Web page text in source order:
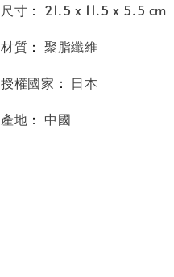
尺寸 ： 21.5 x 11.5 x 5.5 cm
材質 ： 聚脂纖維
授權國家 ： 日本
產地 ： 中國